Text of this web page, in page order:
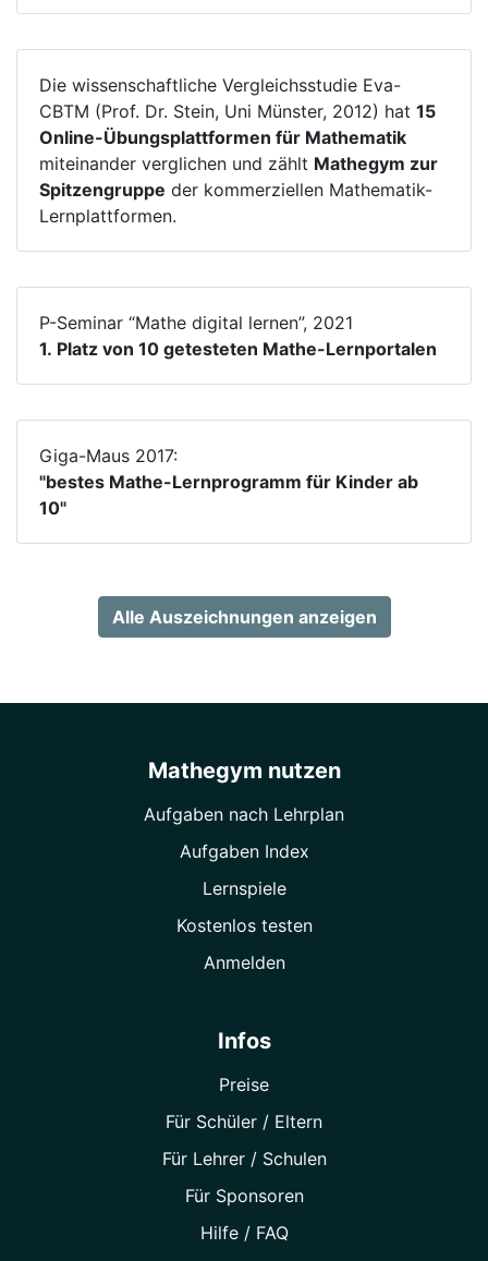
Die wissenschaftliche Vergleichsstudie Eva-
CBTM (Prof. Dr. Stein, Uni Münster, 2012) hat 15
Online-Übungsplattformen für Mathematik
miteinander verglichen und zählt Mathegym zur
Spitzengruppe der kommerziellen Mathematik-
Lernplattformen.
P-Seminar “Mathe digital lernen”, 2021
1. Platz von 10 getesteten Mathe-Lernportalen
Giga-Maus 2017:
"bestes Mathe-Lernprogramm für Kinder ab
10"
Alle Auszeichnungen anzeigen
Mathegym nutzen
Aufgaben nach Lehrplan
Aufgaben Index
Lernspiele
Kostenlos testen
Anmelden
Infos
Preise
Für Schüler / Eltern
Für Lehrer / Schulen
Für Sponsoren
Hilfe / FAQ